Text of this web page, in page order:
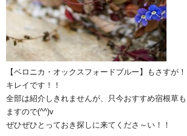
【ベロニカ・オックスフォードブルー】もさすが！
キレイです！！
全部は紹介しきれませんが、只今おすすめ宿根草
ますので(^^)v
ぜひぜひとっておき探しに来てくださ～い！！